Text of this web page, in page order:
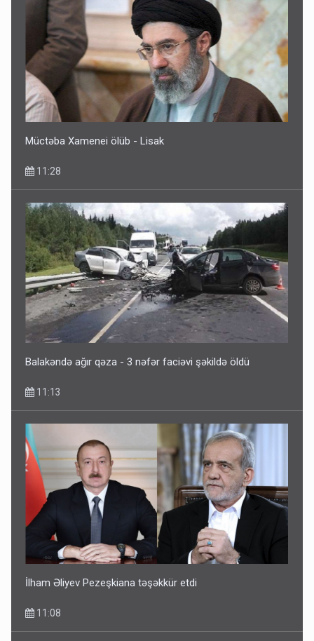
Müctəba Xamenei ölüb - Lisak
11:28
Balakəndə ağır qəza - 3 nəfər faciəvi şəkildə öldü
11:13
İlham Əliyev Pezeşkiana təşəkkür etdi
11:08